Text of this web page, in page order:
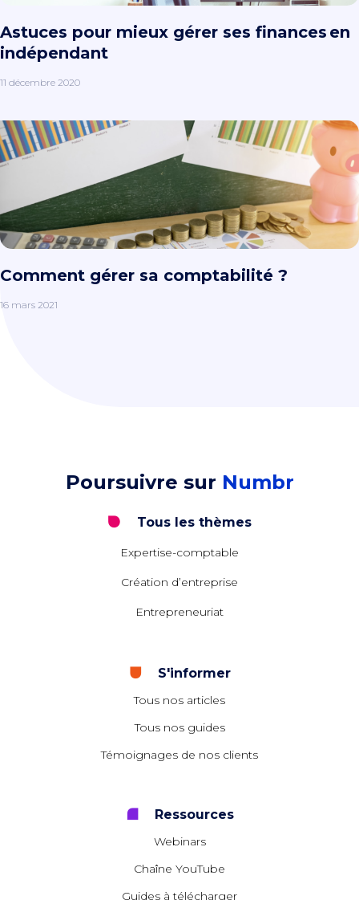
Astuces pour mieux gérer ses finances en
indépendant
11 décembre 2020
Comment gérer sa comptabilité ?
16 mars 2021
Poursuivre sur Numbr
Tous les thèmes
Expertise-comptable
Création d’entreprise
Entrepreneuriat
S'informer
Tous nos articles
Tous nos guides
Témoignages de nos clients
Ressources
Webinars
Chaîne YouTube
Guides à télécharger